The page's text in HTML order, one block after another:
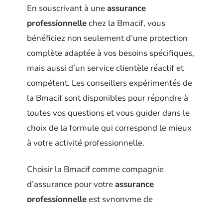
En souscrivant à uneassurance
professionnellechez la Bmacif, vous
bénéficiez non seulement d’une protection
complète adaptée à vos besoins spécifiques,
mais aussi d’un service clientèle réactif et
compétent. Les conseillers expérimentés de
la Bmacif sont disponibles pour répondre à
toutes vos questions et vous guider dans le
choix de la formule qui correspond le mieux
à votre activité professionnelle.
Choisir la Bmacif comme compagnie
d’assurance pour votreassurance
professionnelleest synonyme de